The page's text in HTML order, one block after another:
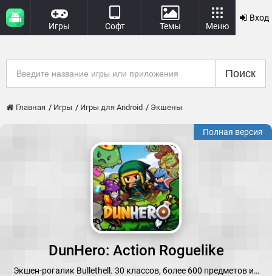
Игры Софт Темы Меню
Вход
Поиск
Главная Игры Игры для Android Экшены
Полная версия
DunHero: Action Roguelike
Экшен-рогалик Bullethell. 30 классов, более 600 предметов и…